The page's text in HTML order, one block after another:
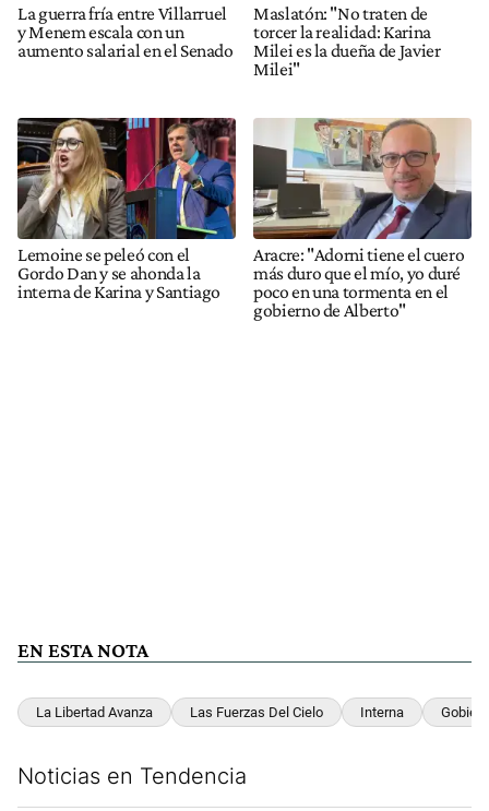
La guerra fría entre Villarruel
y Menem escala con un
aumento salarial en el Senado
Maslatón: "No traten de
torcer la realidad: Karina
Milei es la dueña de Javier
Milei"
Lemoine se peleó con el
Gordo Dan y se ahonda la
interna de Karina y Santiago
Aracre: "Adorni tiene el cuero
más duro que el mío, yo duré
poco en una tormenta en el
gobierno de Alberto"
EN ESTA NOTA
La Libertad Avanza Las Fuerzas Del Cielo Interna
Noticias en Tendencia